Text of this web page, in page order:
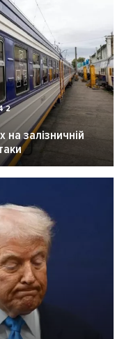
на залізничній